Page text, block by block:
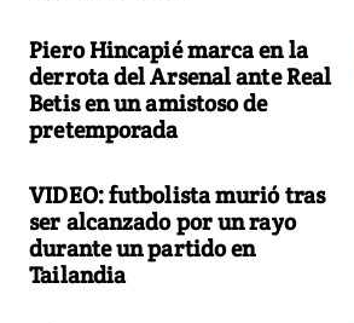
Piero Hincapié marca en la
derrota del Arsenal ante Real
Betis en un amistoso de
pretemporada
VIDEO: futbolista murió tras
ser alcanzado por un rayo
durante un partido en
Tailandia